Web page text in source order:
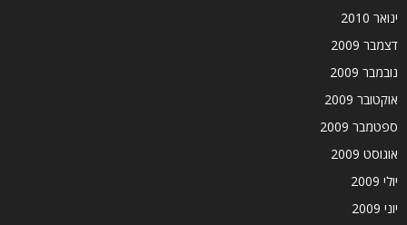
ינואר 2010
דצמבר 2009
נובמבר 2009
אוקטובר 2009
ספטמבר 2009
אוגוסט 2009
יולי 2009
יוני 2009